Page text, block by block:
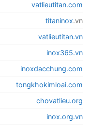
vatlieutitan.com
titaninox.vn
vatlieutitan.vn
inox365.vn
inoxdacchung.com
tongkhokimloai.com
chovatlieu.org
inox.org.vn